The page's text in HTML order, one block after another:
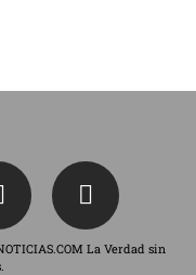
La Verdad sin